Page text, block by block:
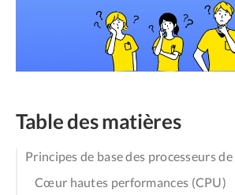
Table des matières
Principes de base des processeurs
Cœur hautes performances (CPU)